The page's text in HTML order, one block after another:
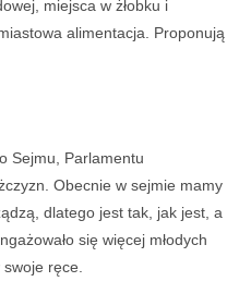
miejsca w żłobku i
alimentacja. Proponują
Sejmu, Parlamentu
Obecnie w sejmie mamy
dlatego jest tak, jak jest, a
się więcej młodych
ręce.